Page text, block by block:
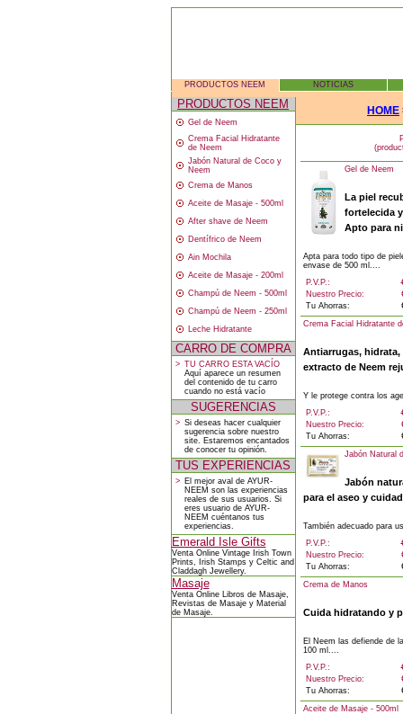
PRODUCTOS NEEM NOTICIAS
PRODUCTOS NEEM
Gel de Neem
Crema Facial Hidratante
de Neem
Jabón Natural de Coco y
Neem
Crema de Manos
Aceite de Masaje - 500ml
After shave de Neem
Dentífrico de Neem
Ain Mochila
Aceite de Masaje - 200ml
Champú de Neem - 500ml
Champú de Neem - 250ml
Leche Hidratante
CARRO DE COMPRA
> TU CARRO ESTA VACÍO
Aquí aparece un resumen
del contenido de tu carro
cuando no está vacío
SUGERENCIAS
> Si deseas hacer cualquier
sugerencia sobre nuestro
site. Estaremos encantados
de conocer tu opinión.
TUS EXPERIENCIAS
>
El mejor aval de AYUR-
NEEM son las experiencias
reales de sus usuarios. Si
eres usuario de AYUR-
NEEM cuéntanos tus
experiencias.
Emerald Isle Gifts
Venta Online Vintage Irish Town
Prints, Irish Stampsy Celtic and
Claddagh Jewellery.
Masaje
Venta Online Libros de Masaje,
Revistas de Masajey Material
de Masaje.
HOME
Gel de Neem
La piel
fortelecida
Apto para
Apta para todo tipo de
envase de 500 ml....
P.V.P.:
Nuestro Precio:
Tu Ahorras:
Crema Facial Hidratante
Antiarrugas, hidrata,
extracto de Neem
Y le protege contra los
P.V.P.:
Nuestro Precio:
Tu Ahorras:
Jabón Natural
Jabón
para el aseo y
También adecuado para
P.V.P.:
Nuestro Precio:
Tu Ahorras:
Crema de Manos
Cuida hidratando y
El Neem las defiende de
100 ml....
P.V.P.:
Nuestro Precio:
Tu Ahorras:
Aceite de Masaje - 500ml